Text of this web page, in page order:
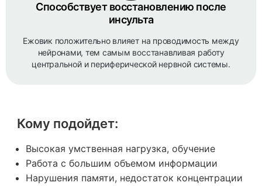
Способствует восстановлению после
инсульта
Ежовик положительно влияет на проводимость между
нейронами, тем самым восстанавливая работу
центральной и периферической нервной системы.
Кому подойдет:
Высокая умственная нагрузка, обучение
Работа с большим объемом информации
Нарушения памяти, недостаток концентрации